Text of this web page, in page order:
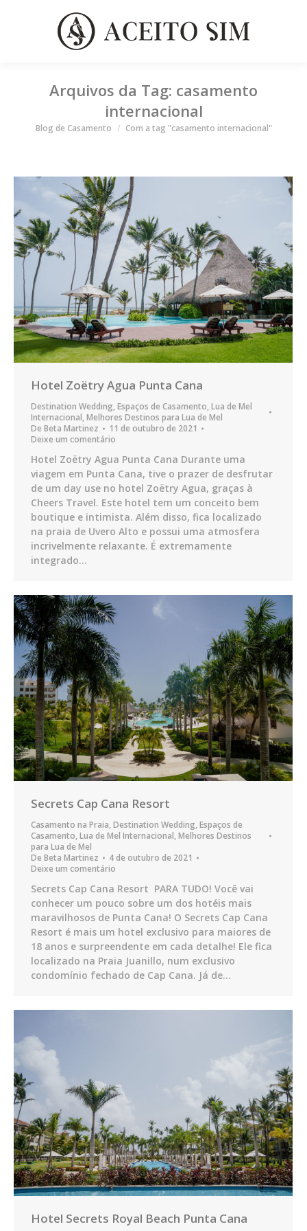
Arquivos da Tag: casamento
internacional
Você está aqui
Blog de Casamento Com a tag "casamento internacional"
Hotel Zoëtry Agua Punta Cana
Destination Wedding,Espaços de Casamento,Lua de Mel
Internacional,Melhores Destinos para Lua de Mel
De Beta Martinez
11 de outubro de 2021
Deixe um comentário
Hotel Zoëtry Agua Punta Cana Durante uma
viagem em Punta Cana, tive o prazer de desfrutar
de um day use no hotel Zoëtry Agua, graças à
Cheers Travel. Este hotel tem um conceito bem
boutique e intimista. Além disso, fica localizado
na praia de Uvero Alto e possui uma atmosfera
incrivelmente relaxante. É extremamente
integrado…
Secrets Cap Cana Resort
Casamento na Praia,Destination Wedding,Espaços de
Casamento,Lua de Mel Internacional,Melhores Destinos
para Lua de Mel
De Beta Martinez
4 de outubro de 2021
Deixe um comentário
Secrets Cap Cana Resort PARA TUDO! Você vai
conhecer um pouco sobre um dos hotéis mais
maravilhosos de Punta Cana! O Secrets Cap Cana
Resort é mais um hotel exclusivo para maiores de
18 anos e surpreendente em cada detalhe! Ele fica
localizado na Praia Juanillo, num exclusivo
condomínio fechado de Cap Cana. Já de…
Hotel Secrets Royal Beach Punta Cana